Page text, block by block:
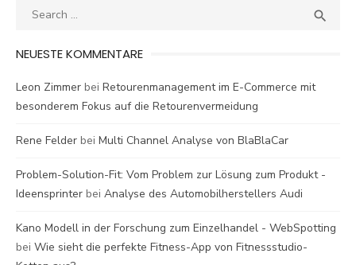
Search

NEUESTE KOMMENTARE
Leon Zimmer bei Retourenmanagement im E-Commerce mit
besonderem Fokus auf die Retourenvermeidung
Rene Felder bei Multi Channel Analyse von BlaBlaCar
Problem-Solution-Fit: Vom Problem zur Lösung zum Produkt -
Ideensprinter bei Analyse des Automobilherstellers Audi
Kano Modell in der Forschung zum Einzelhandel - WebSpotting
bei Wie sieht die perfekte Fitness-App von Fitnessstudio-